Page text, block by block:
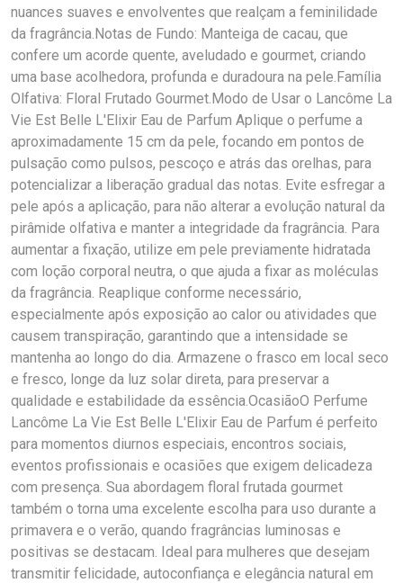
nuances suaves e envolventes que realçam a feminilidade
da fragrância.Notas de Fundo: Manteiga de cacau, que
confere um acorde quente, aveludado e gourmet, criando
uma base acolhedora, profunda e duradoura na pele.Família
Olfativa: Floral Frutado Gourmet.Modo de Usar o Lancôme La
Vie Est Belle L'Elixir Eau de Parfum Aplique o perfume a
aproximadamente 15 cm da pele, focando em pontos de
pulsação como pulsos, pescoço e atrás das orelhas, para
potencializar a liberação gradual das notas. Evite esfregar a
pele após a aplicação, para não alterar a evolução natural da
pirâmide olfativa e manter a integridade da fragrância. Para
aumentar a fixação, utilize em pele previamente hidratada
com loção corporal neutra, o que ajuda a fixar as moléculas
da fragrância. Reaplique conforme necessário,
especialmente após exposição ao calor ou atividades que
causem transpiração, garantindo que a intensidade se
mantenha ao longo do dia. Armazene o frasco em local seco
e fresco, longe da luz solar direta, para preservar a
qualidade e estabilidade da essência.OcasiãoO Perfume
Lancôme La Vie Est Belle L'Elixir Eau de Parfum é perfeito
para momentos diurnos especiais, encontros sociais,
eventos profissionais e ocasiões que exigem delicadeza
com presença. Sua abordagem floral frutada gourmet
também o torna uma excelente escolha para uso durante a
primavera e o verão, quando fragrâncias luminosas e
positivas se destacam. Ideal para mulheres que desejam
transmitir felicidade, autoconfiança e elegância natural em